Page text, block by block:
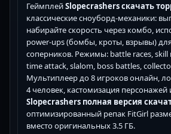
ГеймплейSlopecrashers скачать
классические сноуборд-механики:
набирайте скорость через комбо,
power-ups (бомбы, кроты, взрывы)
соперников. Режимы: battle races, skill
time attack, slalom, boss battles,
Мультиплеер до 8 игроков онлайн,
4 человек, кастомизация персонажей
Slopecrashers полная версия
оптимизированный репак FitGirl
вместо оригинальных 3.5 ГБ.